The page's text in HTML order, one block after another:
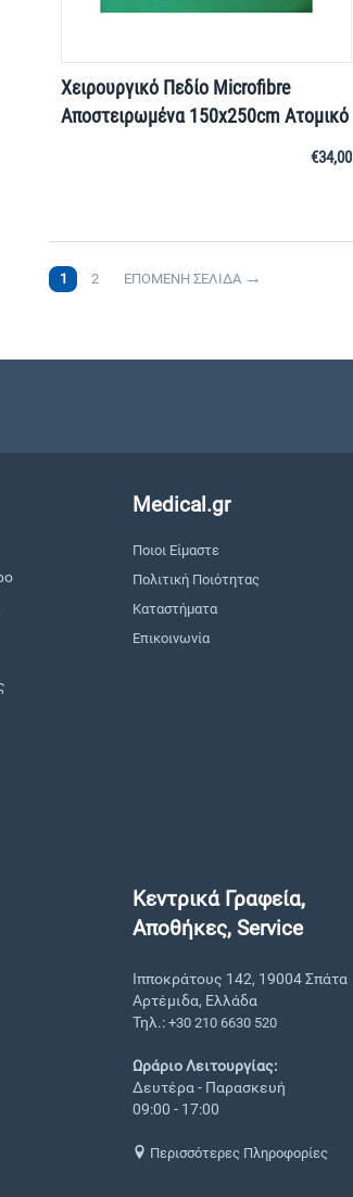
Χειρουργικό Πεδίο Microfibre
Αποστειρωμένα 150x250cm Ατομικό
€34,00
1 2 ΕΠΟΜΕΝΗ ΣΕΛΙΔΑ
Medical.gr
Ποιοι Είμαστε
Πολιτική Ποιότητας
Καταστήματα
Επικοινωνία
Κεντρικά Γραφεία,
Αποθήκες, Service
Ιπποκράτους 142, 19004 Σπάτα
Αρτέμιδα, Ελλάδα
Τηλ.: +30 210 6630 520
Ωράριο Λειτουργίας:
Δευτέρα - Παρασκευή
09:00 - 17:00
Περισσότερες Πληροφορίες